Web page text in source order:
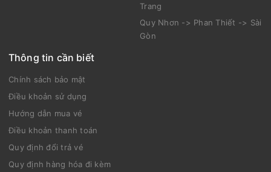
Trang
Quy Nhơn -> Phan Thiết -> Sài
Gòn
Thông tin cần biết
Chính sách bảo mật
Điều khoản sử dụng
Hướng dẫn mua vé
Điều khoản thanh toán
Quy định đổi trả vé
Quy định hàng hóa đi kèm